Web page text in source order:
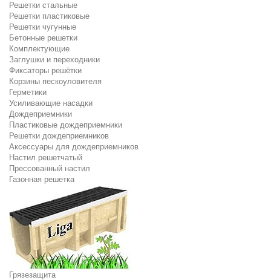
Решетки стальные
Решетки пластиковые
Решетки чугунные
Бетонные решетки
Комплектующие
Заглушки и переходники
Фиксаторы решётки
Корзины пескоуловителя
Герметики
Усиливающие насадки
Дождеприемники
Пластиковые дождеприемники
Решетки дождеприемников
Аксессуары для дождеприемников
Настил решетчатый
Прессованный настил
Газонная решетка
Грязезащита